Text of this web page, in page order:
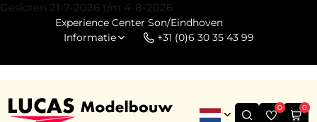
Gesloten 21-7-2026 t/m 4-8-2026.
Experience Center Son/Eindhoven
Informatie
+31 (0)6 30 35 43 99
0 0